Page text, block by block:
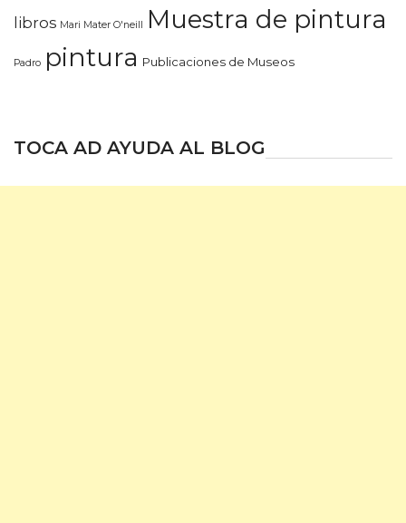
libros Mari Mater O'neill Muestra de pintura
Padro pintura Publicaciones de Museos
TOCA AD AYUDA AL BLOG